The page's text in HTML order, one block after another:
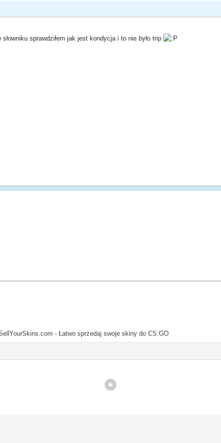
sprawdziłem jak jest kondycja i to nie było trip
- Łatwo sprzedaj swoje skiny do CS:GO